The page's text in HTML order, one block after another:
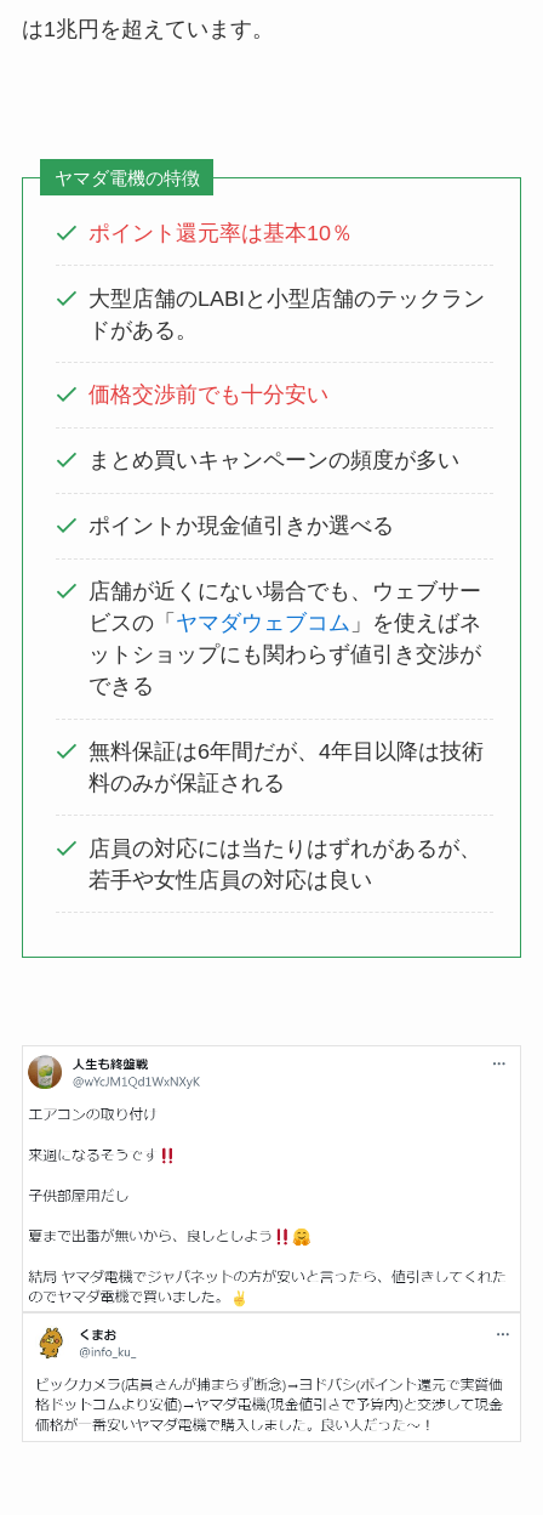
は1兆円を超えています。
ヤマダ電機の特徴
ポイント還元率は基本10％
大型店舗のLABIと小型店舗のテックラン
ドがある。
価格交渉前でも十分安い
まとめ買いキャンペーンの頻度が多い
ポイントか現金値引きか選べる
店舗が近くにない場合でも、ウェブサー
ビスの「 ヤマダウェブコム 」を使えばネ
ットショップにも関わらず値引き交渉が
できる
無料保証は6年間だが、4年目以降は技術
料のみが保証される
店員の対応には当たりはずれがあるが、
若手や女性店員の対応は良い